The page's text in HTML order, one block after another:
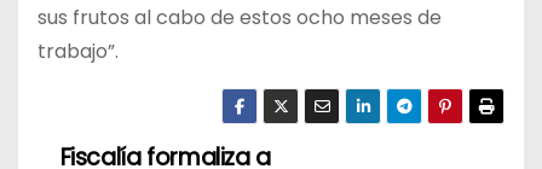
sus frutos al cabo de estos ocho meses de
trabajo”.
Fiscalía formaliza a